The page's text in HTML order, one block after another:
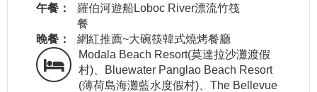
午餐：
羅伯河遊船Loboc River漂流竹筏
餐
晚餐：
網紅推薦~大碗筷韓式燒烤餐廳
Modala Beach Resort(莫達拉沙灘渡假
村)、Bluewater Panglao Beach Resort
(薄荷島海灘藍水度假村)、The Bellevue